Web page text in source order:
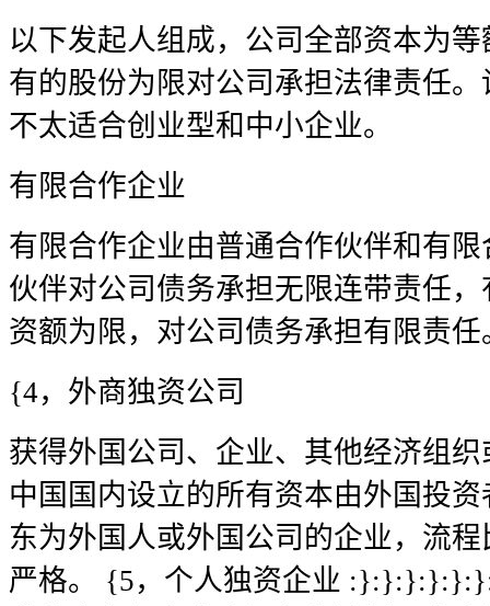
以下发起人组成，公司全部资本为
有的股份为限对公司承担法律责任
不太适合创业型和中小企业。
有限合作企业
有限合作企业由普通合作伙伴和有
伙伴对公司债务承担无限连带责任
资额为限，对公司债务承担有限责任
{4，外商独资公司
获得外国公司、企业、其他经济组
中国国内设立的所有资本由外国投
东为外国人或外国公司的企业，流
严格。 {5，个人独资企业